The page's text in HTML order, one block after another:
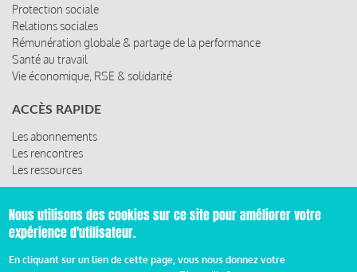
Protection sociale
Relations sociales
Rémunération globale & partage de la performance
Santé au travail
Vie économique, RSE & solidarité
ACCÈS RAPIDE
Les abonnements
Les rencontres
Les ressources
© 2019 Miroir Social - Réalisé par
Nous utilisons des cookies sur ce site pour améliorer votre
expérience d'utilisateur.
En cliquant sur un lien de cette page, vous nous donnez votre